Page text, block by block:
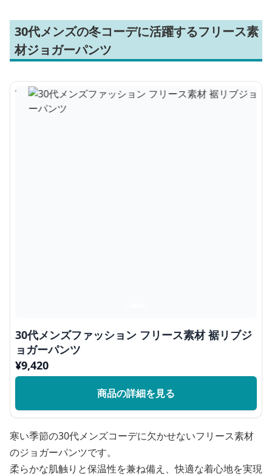
30代メンズの冬コーデに活躍するフリース素
材ジョガーパンツ
30代メンズファッション フリース素材 裾リブジ
ョガーパンツ
¥9,420
商品の詳細を見る
寒い季節の30代メンズコーデに欠かせないフリース素材
のジョガーパンツです。
柔らかな肌触りと保温性を兼ね備え、快適な着心地を実現